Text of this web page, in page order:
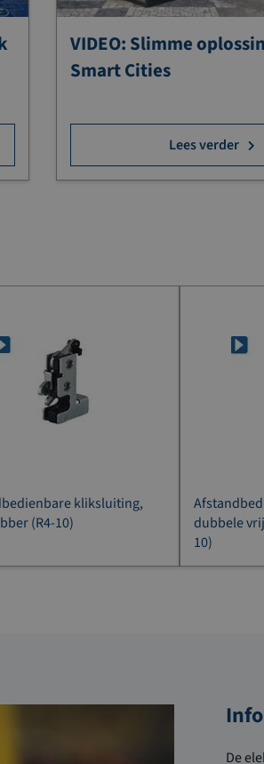
VIDEO: Slimme
Smart Cities
Lees verder
kliksluiting,
(R4-10)
dubbele
10)
De e